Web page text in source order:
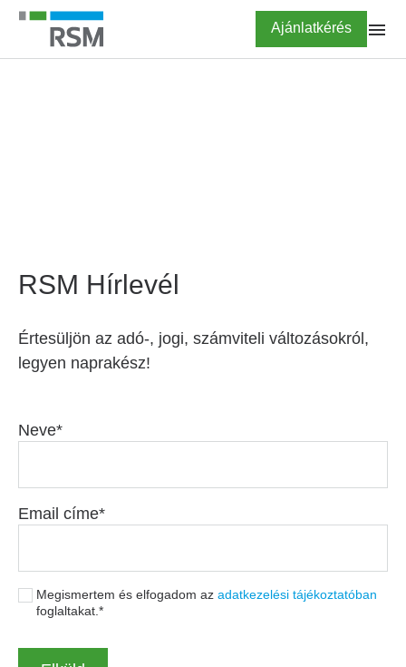
Ugrás
tartalomra
Highlighted
Ajánlatkérés
RSM Hírlevél
Értesüljön az adó-, jogi, számviteli változásokról,
legyen naprakész!
Neve
Email címe
Megismertem és elfogadom az adatkezelési tájékoztatóban
foglaltakat.